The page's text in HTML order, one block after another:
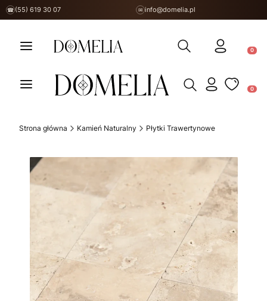
☎ (55) 619 30 07 ✉ info@domelia.pl
Otwórz wyszukiwarkę
Otwórz wyszukiwarkę
Strona główna Kamień Naturalny Płytki Trawertynowe